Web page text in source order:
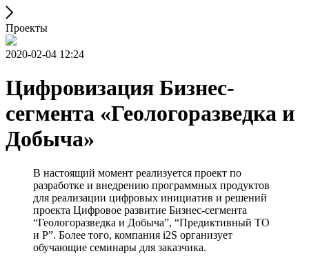
Проекты
2020-02-04 12:24
Цифровизация Бизнес-
сегмента «Геологоразведка и
Добыча»
В настоящий момент реализуется проект по
разработке и внедрению программных продуктов
для реализации цифровых инициатив и решений
проекта Цифровое развитие Бизнес-сегмента
“Геологоразведка и Добыча”, “Предиктивный ТО
и Р”. Более того, компания i2S организует
обучающие семинары для заказчика.